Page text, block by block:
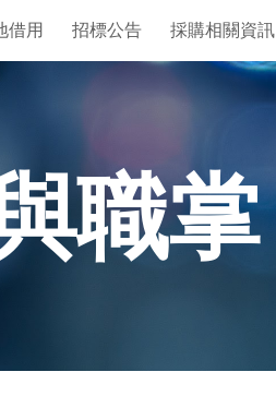
Skip to navigation
借用 招標公告 採購相關資訊
職掌